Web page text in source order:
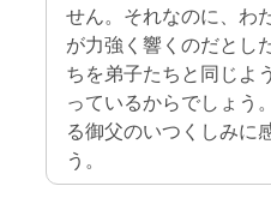
せん。それなのに、わ
が力強く響くのだとし
ちを弟子たちと同じよ
っているからでしょう
る御父のいつくしみに
う。